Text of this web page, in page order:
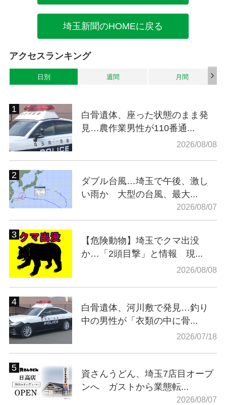
埼玉新聞のHOMEに戻る
アクセスランキング
日別 週間 月間
白骨遺体、座った状態のまま発
見…農作業男性が110番通...
2026/08/08
ダブル台風…埼玉で午後、激し
い雨か 大型の台風、最大...
2026/08/07
【危険動物】埼玉でクマ出没
か…「2頭目撃」と情報 現...
2026/08/08
白骨遺体、河川敷で発見…釣り
中の男性が「衣類の中に骨...
2026/07/18
資さんうどん、埼玉7店目オープ
ンへ ガストから業態転...
2026/08/07